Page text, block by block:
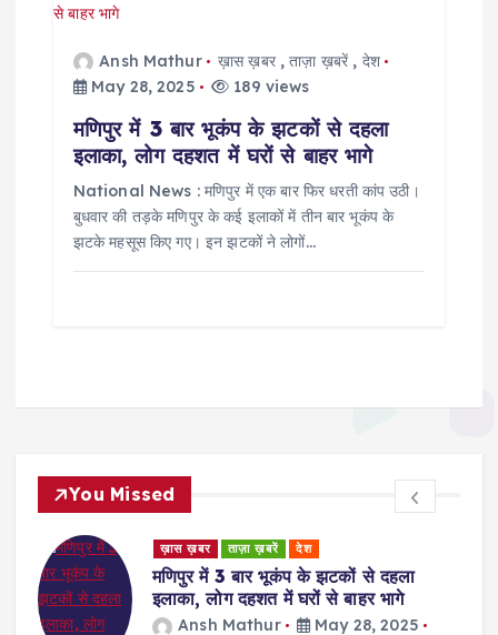
Ansh Mathur ख़ास ख़बर,ताज़ा ख़बरें , देश
May 28, 2025
189 views
मणिपुर में 3 बार भूकंप के झटकों से दहला
इलाका, लोग दहशत में घरों से बाहर भागे
National News : मणिपुर में एक बार फिर धरती कांप उठी।
बुधवार की तड़के मणिपुर के कई इलाकों में तीन बार भूकंप के
झटके महसूस किए गए। इन झटकों ने लोगों…
You Missed
ख़ास ख़बर ताज़ा ख़बरें देश
मणिपुर में 3 बार भूकंप के झटकों से दहला
इलाका, लोग दहशत में घरों से बाहर भागे
Ansh Mathur May 28, 2025